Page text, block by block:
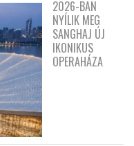
2026-BAN
NYÍLIK MEG
SANGHAJ ÚJ
IKONIKUS
OPERAHÁZA